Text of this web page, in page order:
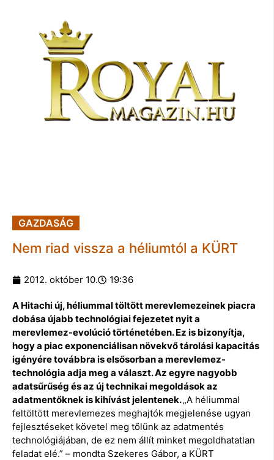
GAZDASÁG
Nem riad vissza a héliumtól a KÜRT
2012. október 10. 19:36
A Hitachi új, héliummal töltött merevlemezeinek piacra
dobása újabb technológiai fejezetet nyit a
merevlemez-evolúció történetében. Ez is bizonyítja,
hogy a piac exponenciálisan növekvő tárolási kapacitás
igényére továbbra is elsősorban a merevlemez-
technológia adja meg a választ. Az egyre nagyobb
adatsűrűség és az új technikai megoldások az
adatmentőknek is kihívást jelentenek.„A héliummal
feltöltött merevlemezes meghajtók megjelenése ugyan
fejlesztéseket követel meg tőlünk az adatmentés
technológiájában, de ez nem állít minket megoldhatatlan
feladat elé.” – mondta Szekeres Gábor, a KÜRT